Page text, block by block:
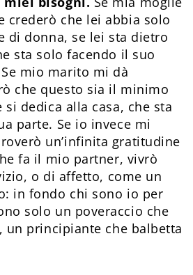
crederò che lei abbia solo
di donna, se lei sta dietro
sta solo facendo il suo
mio marito mi dà
che questo sia il minimo
si dedica alla casa, che sta
parte. Se io invece mi
un’infinita gratitudine
fa il mio partner, vivrò
o di affetto, come un
in fondo chi sono io per
solo un poveraccio che
un principiante che balbetta